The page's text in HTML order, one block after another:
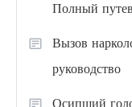
Полный
Вызов
руководство
Осипший